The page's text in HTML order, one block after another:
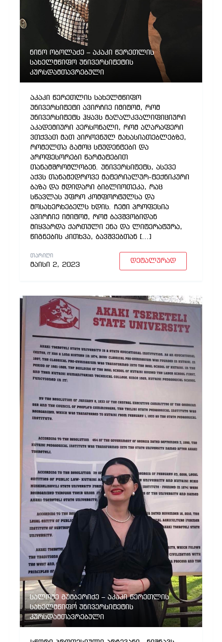
ნინო ობოლაძე – აკაკი წერეთლის
სახელმწიფო უნივერსიტეტის
კურსდამთავრებული
აკაკი წერეთლის სახელმწიფო
უნივერსიტეტი ავირჩიე იმიტომ, რომ
უნივერსიტეტს ჰყავს მაღალკვალიფიციური
აკადემიური პერსონალი, რომ აღარაფერი
ვთქვათ მათ პიროვნულ მახასიათებლებზე,
რომელთა გამოც სტუდენტები და
პროფესორები წარმატებით
თანამშრომლობენ. უნივერსიტეტს, ასევე
აქვს თანამედროვე მატერიალურ-ტექნიკური
ბაზა და მდიდარი ბიბლიოთეკა, რაც
სწავლას უფრო კომფორტულსა და
მოსახერხებელს ხდის. ჩემი პროფესია
ავირჩიე იმიტომ, რომ ბავშვობიდან
მიყვარდა ქართული ენა და ლიტერატურა,
წიგნების კითხვა, ბავშვებთან […]
ᲗᲐᲠᲘᲦᲘ
მაისი 2, 2023
დეტალურად
სალომე გუმბერიძე – აკაკი წერეთლის
სახელმწიფო უნივერსიტეტის
კურსდამთავრებული